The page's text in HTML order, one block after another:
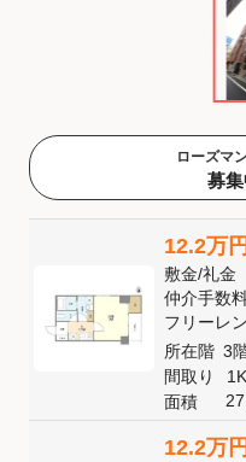
ローズマ
募
12.2万円
敷金/礼金
仲介手数
フリーレ
所在階 3
間取り
1K
面積
12.2万円